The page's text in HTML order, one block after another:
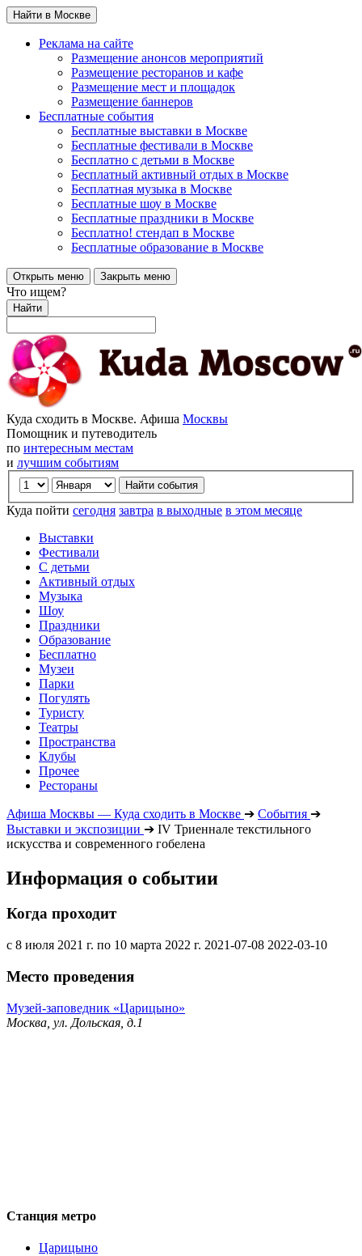
Найти в Москве
Реклама на сайте
Размещение анонсов мероприятий
Размещение ресторанов и кафе
Размещение мест и площадок
Размещение баннеров
Бесплатные события
Бесплатные выставки в Москве
Бесплатные фестивали в Москве
Бесплатно с детьми в Москве
Бесплатный активный отдых в Москве
Бесплатная музыка в Москве
Бесплатные шоу в Москве
Бесплатные праздники в Москве
Бесплатно! стендап в Москве
Бесплатные образование в Москве
Открыть меню Закрыть меню
Что ищем?
Найти
Куда сходить в Москве. Афиша Москвы
Помощник и путеводитель
по интересным местам
и лучшим событиям
Куда пойти сегодня завтра в выходные в этом месяце
Выставки
Фестивали
С детьми
Активный отдых
Музыка
Шоу
Праздники
Образование
Бесплатно
Музеи
Парки
Погулять
Туристу
Театры
Пространства
Клубы
Прочее
Рестораны
Афиша Москвы — Куда сходить в Москве ➔ События ➔
Выставки и экспозиции ➔ IV Триеннале текстильного
искусства и современного гобелена
Информация о событии
Когда проходит
с 8 июля 2021 г. по 10 марта 2022 г. 2021-07-08 2022-03-10
Место проведения
Музей-заповедник «Царицыно»
Москва, ул. Дольская, д.1
Станция метро
Царицыно